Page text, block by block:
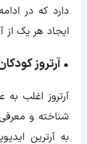
دارد که در
ایجاد هر یک
• آرتروز
آرتروز اغلب
شناخته و
به آرترین